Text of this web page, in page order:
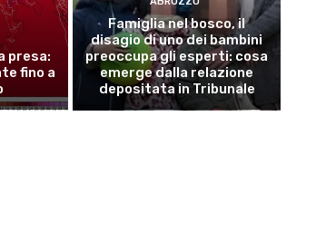
presa:
fino a
Famiglia nel bosco, il
disagio di uno dei bambini
preoccupa gli esperti: cosa
emerge dalla relazione
depositata in Tribunale